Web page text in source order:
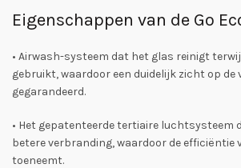
Eigenschappen van de Go
• Airwash-systeem dat het glas reinigt
gebruikt, waardoor een duidelijk zicht op
gegarandeerd.
• Het gepatenteerde tertiaire luchtsysteem
betere verbranding, waardoor de efficiëntie
toeneemt.